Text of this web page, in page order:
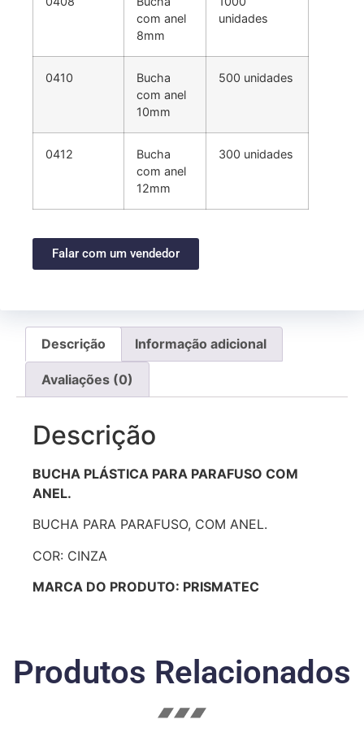
com anel
8mm
unidades
0410
Bucha
com anel
10mm
500 unidades
0412
Bucha
com anel
12mm
300 unidades
Falar com um vendedor
Descrição Informação adicional
Avaliações (0)
Descrição
BUCHA PLÁSTICA PARA PARAFUSO COM
ANEL.
BUCHA PARA PARAFUSO, COM ANEL.
COR: CINZA
MARCA DO PRODUTO: PRISMATEC
Produtos Relacionados